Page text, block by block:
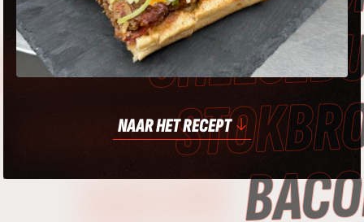
STOKBROOD •
BACON
NAAR HET RECEPT